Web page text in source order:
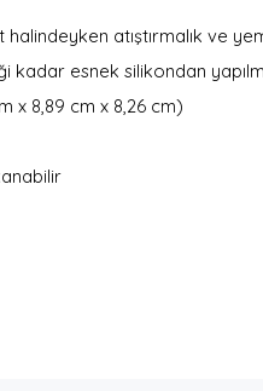
halindeyken atıştırmalık ve
kadar esnek silikondan
x 8,89 cm x 8,26 cm)